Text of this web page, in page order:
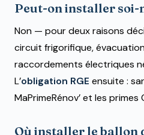
Peut-on installer soi-
Non — pour deux raisons
circuit frigorifique,
raccordements électriques
L’obligation RGE ensuite :
MaPrimeRénov’ et les primes
Où installer le ballon